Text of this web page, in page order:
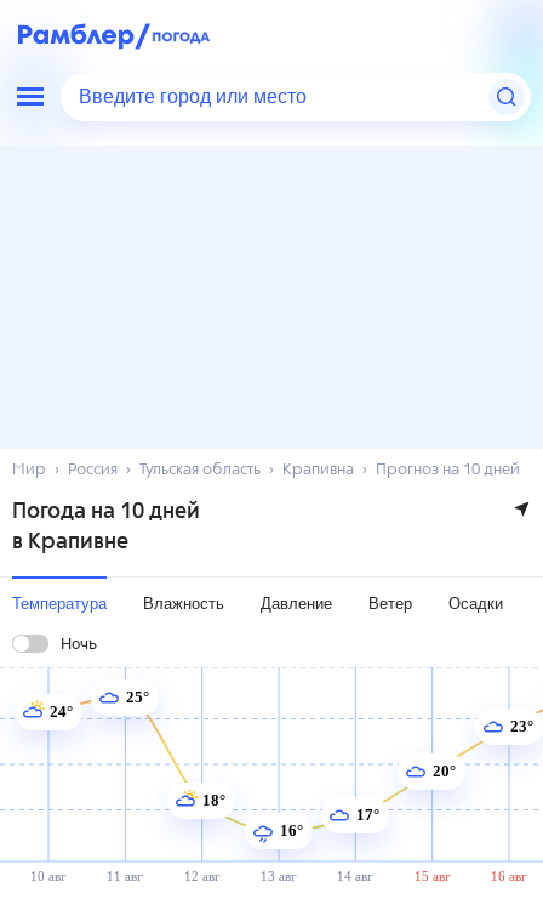
Введите город или место
Мир Россия Тульская область Крапивна Прогноз на 10 дней
Погода на 10 дней
в Крапивне
Температура Влажность Давление Ветер Осадки
Ночь
10 авг 11 авг 12 авг 13 авг 14 авг 15 авг 16 авг
24°
25°
18°
16°
17°
20°
23°